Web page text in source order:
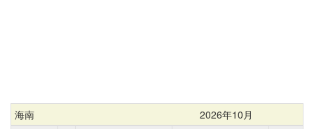
海南
2026年10月